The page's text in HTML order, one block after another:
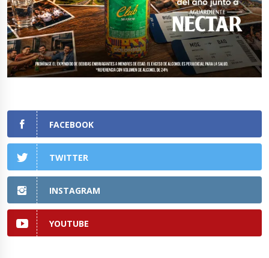
FACEBOOK
TWITTER
INSTAGRAM
YOUTUBE